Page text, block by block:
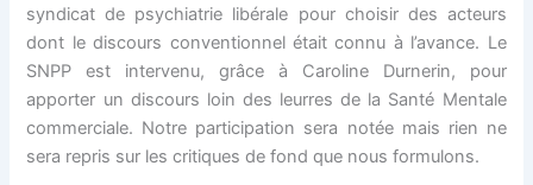
syndicat de psychiatrie libérale pour choisir des acteurs
dont le discours conventionnel était connu à l’avance. Le
SNPP est intervenu, grâce à Caroline Durnerin, pour
apporter un discours loin des leurres de la Santé Mentale
commerciale. Notre participation sera notée mais rien ne
sera repris sur les critiques de fond que nous formulons.